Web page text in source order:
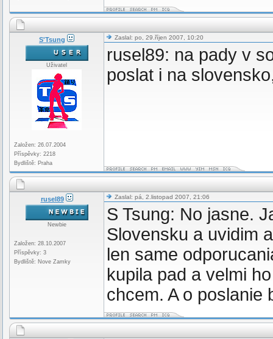
S'Tsung
Uživatel
Založen: 26.07.2004
Příspěvky: 2218
Bydliště: Praha
Zaslal: po, 29.říjen 2007, 10:20
rusel89: na pady v
poslat i na
rusel89
Newbie
Založen: 28.10.2007
Příspěvky: 3
Bydliště: Nove Zamky
Zaslal: pá, 2.listopad 2007, 21:06
S Tsung: No jasne.
Slovensku a uvidim
len same
kupila pad a velmi
chcem. A o poslanie